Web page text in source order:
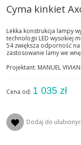
Cyma kinkiet
Lekka konstrukcja lampy
technologii LED wysokiej
54 zwiększa odporność
zastosowanie lamy we
Projektant: MANUEL VIVIAN
Cena od: 1 035 zł
Dodaj do